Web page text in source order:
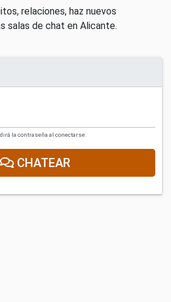
relaciones, haz nuevos
salas de chat en Alicante.
la contraseña al conectarse.
CHATEAR